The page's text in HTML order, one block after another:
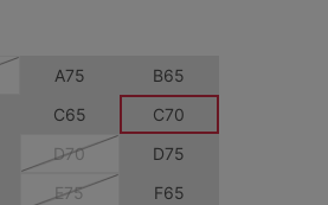
A75
B65
C65
C70
D70
D75
E75
F65